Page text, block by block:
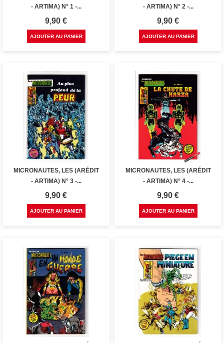
- ARTIMA) N° 1 -...
Prix
9,90 €
AJOUTER AU PANIER
- ARTIMA) N° 2 -...
Prix
9,90 €
AJOUTER AU PANIER
MICRONAUTES, LES (ARÉDIT
- ARTIMA) N° 3 -...
Prix
9,90 €
AJOUTER AU PANIER
MICRONAUTES, LES (ARÉDIT
- ARTIMA) N° 4 -...
Prix
9,90 €
AJOUTER AU PANIER